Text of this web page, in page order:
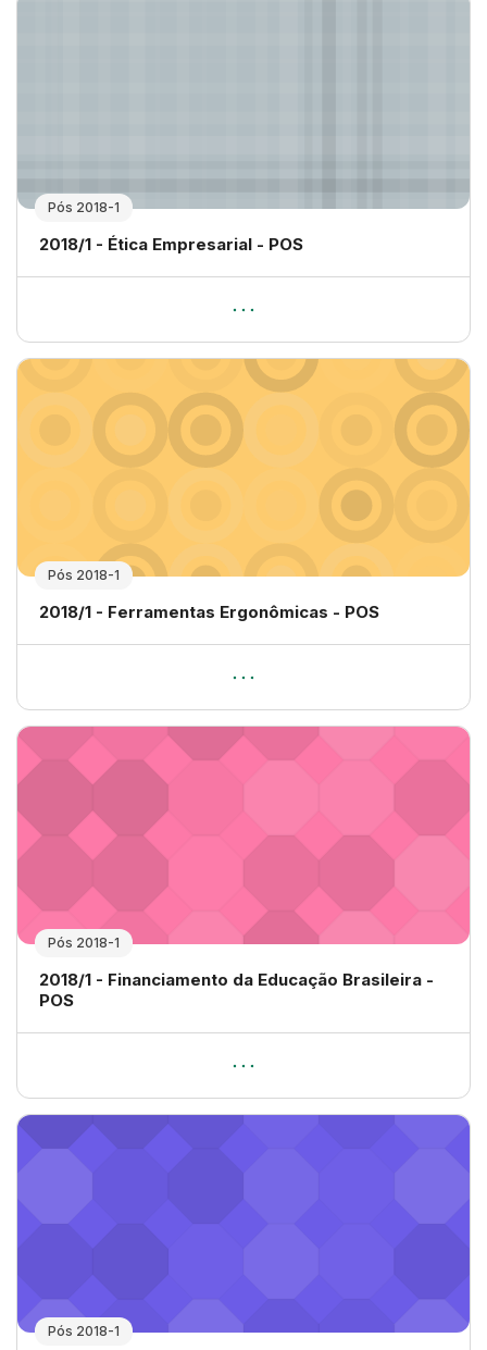
Pós 2018-1
Nome da disciplina
2018/1 - Ética Empresarial - POS
Pós 2018-1
Nome da disciplina
2018/1 - Ferramentas Ergonômicas - POS
Pós 2018-1
Nome da disciplina
2018/1 - Financiamento da Educação Brasileira -
POS
Pós 2018-1